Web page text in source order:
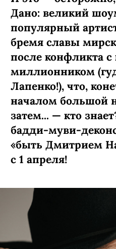
Дано: великий
популярный
бремя славы
после конфликта
миллионником
Лапенко!), что,
началом большой
затем... — кто
бадди-муви-
«быть Дмитрием
c 1 апреля!